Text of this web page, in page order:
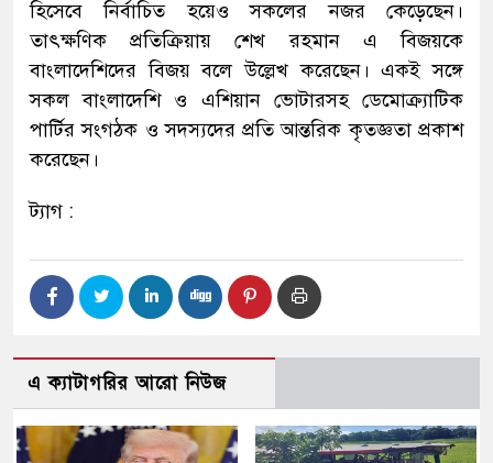
হিসেবে নির্বাচিত হয়েও সকলের নজর কেড়েছেন।
তাৎক্ষণিক প্রতিক্রিয়ায় শেখ রহমান এ বিজয়কে
বাংলাদেশিদের বিজয় বলে উল্লেখ করেছেন। একই সঙ্গে
সকল বাংলাদেশি ও এশিয়ান ভোটারসহ ডেমোক্র্যাটিক
পার্টির সংগঠক ও সদস্যদের প্রতি আন্তরিক কৃতজ্ঞতা প্রকাশ
করেছেন।
ট্যাগ :
এ ক্যাটাগরির আরো নিউজ